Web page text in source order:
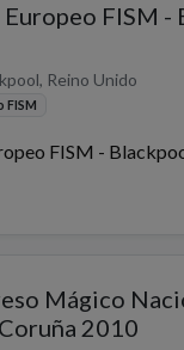
FISM -
Reino Unido
FISM
FISM -
Mágico
2010